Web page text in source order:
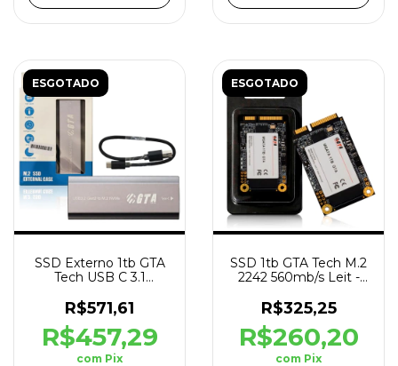
ESGOTADO
SSD Externo 1tb GTA
Tech USB C 3.1
1800mb/s Grav
R$571,61
R$457,29
com Pix
ESGOTADO
SSD 1tb GTA Tech M.2
2242 560mb/s Leit -
R$325,25
R$260,20
com Pix